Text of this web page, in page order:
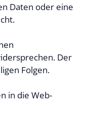
Daten oder eine
Der
Folgen.
in die Web-